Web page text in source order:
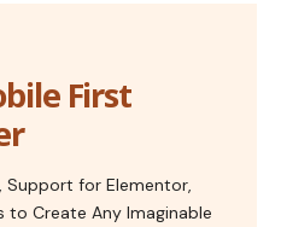
First
Support for Elementor,
to Create Any Imaginable